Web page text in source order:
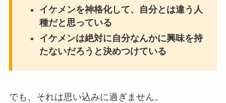
イケメンを神格化して、自分とは違う人
種だと思っている
イケメンは絶対に自分なんかに興味を持
たないだろうと決めつけている
でも、それは思い込みに過ぎません。